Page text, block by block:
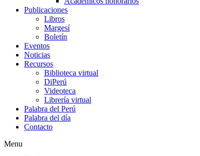
Publicaciones
Libros
Margesí
Boletín
Eventos
Noticias
Recursos
Biblioteca virtual
DiPerú
Videoteca
Librería virtual
Palabra del Perú
Palabra del día
Contacto
Menu